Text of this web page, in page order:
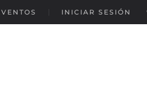
INICIAR SESIÓN